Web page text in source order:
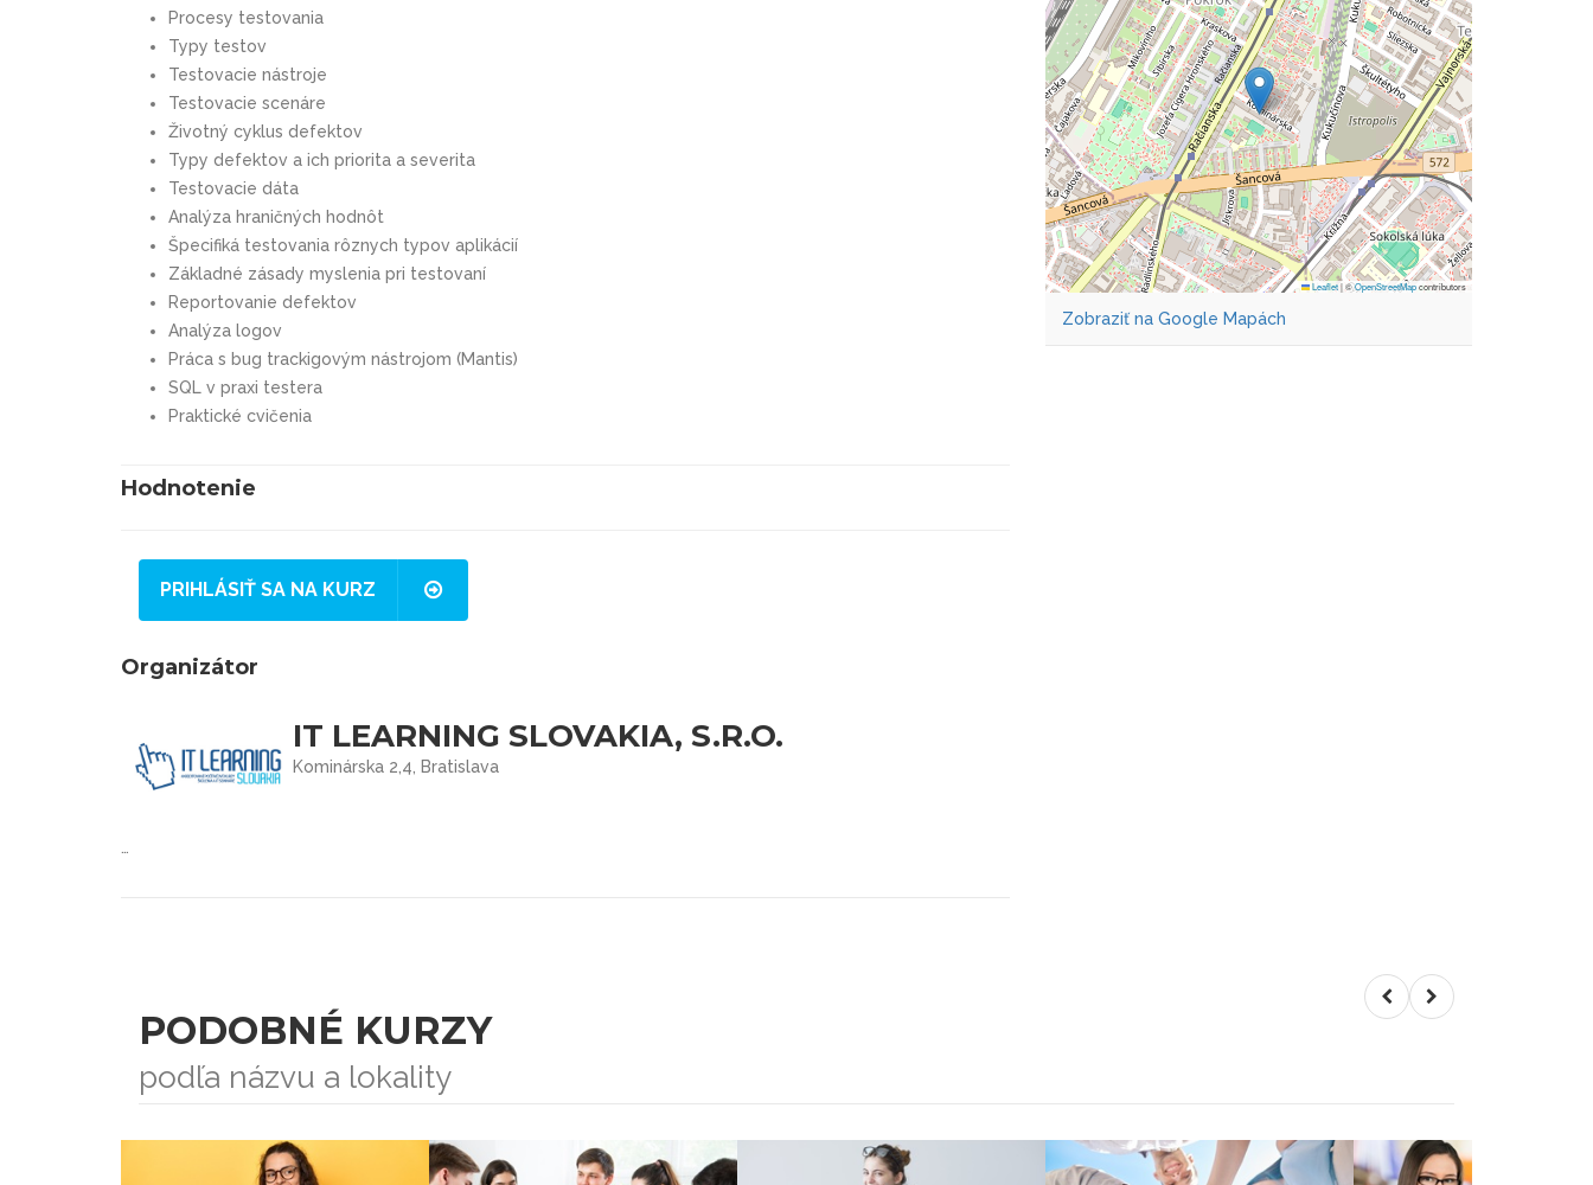
Procesy testovania
Typy testov
Testovacie nástroje
Testovacie scenáre
Životný cyklus defektov
Typy defektov a ich priorita a severita
Testovacie dáta
Analýza hraničných hodnôt
Špecifiká testovania rôznych typov aplikácií
Základné zásady myslenia pri testovaní
Reportovanie defektov
Analýza logov
Práca s bug trackigovým nástrojom (Mantis)
SQL v praxi testera
Praktické cvičenia
Hodnotenie
PRIHLÁSIŤ SA NA KURZ
Organizátor
IT LEARNING SLOVAKIA, S.R.O.
Kominárska 2,4, Bratislava
Leaflet|©OpenStreetMapcontributors
Zobraziť na Google Mapách
PODOBNÉ KURZY
podľa názvu a lokality